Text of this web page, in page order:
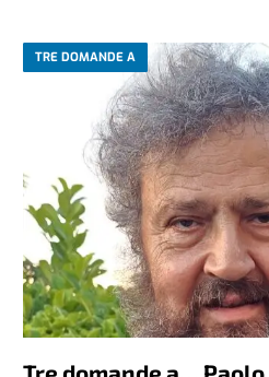
TRE DOMANDE A